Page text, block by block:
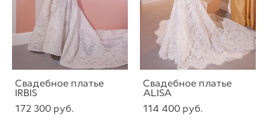
Свадебное платье
IRBIS
172 300 pуб.
Свадебное платье
ALISA
114 400 pуб.